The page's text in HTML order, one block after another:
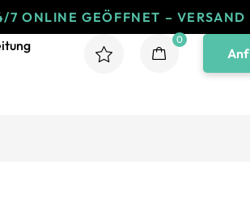
GEÖFFNET – VERSAND &
0